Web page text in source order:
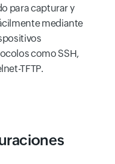
para capturar y
mediante
como SSH,
TFTP.